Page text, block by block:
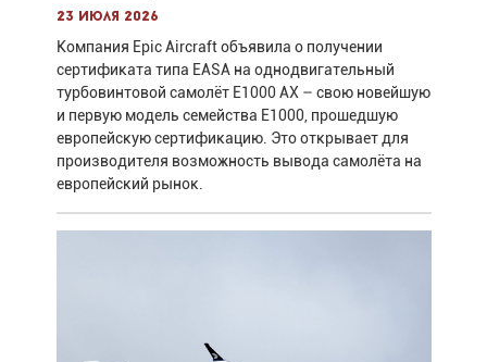
23 июля 2026
Компания Epic Aircraft объявила о получении
сертификата типа EASA на однодвигательный
турбовинтовой самолёт E1000 AX – свою новейшую
и первую модель семейства E1000, прошедшую
европейскую сертификацию. Это открывает для
производителя возможность вывода самолёта на
европейский рынок.